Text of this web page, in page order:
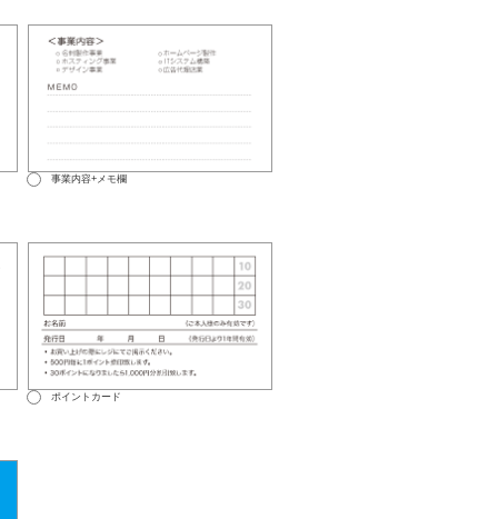
事業内容+メモ欄
ポイントカード